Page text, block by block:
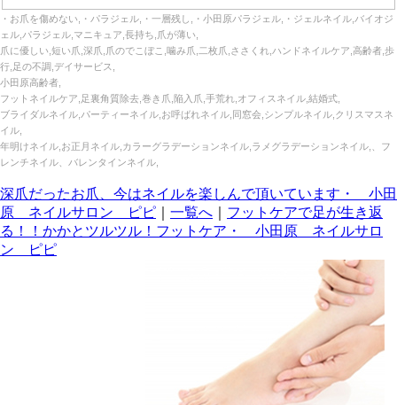
・お爪を傷めない,・パラジェル,・一層残し,・小田原パラジェル,・ジェルネイル,バイオジ
ェル,パラジェル,マニキュア,長持ち,爪が薄い,
爪に優しい,短い爪,深爪,爪のでこぼこ,噛み爪,二枚爪,ささくれ,ハンドネイルケア,高齢者,歩
行,足の不調,デイサービス,
小田原高齢者,
フットネイルケア,足裏角質除去,巻き爪,陥入爪,手荒れ,オフィスネイル,結婚式,
ブライダルネイル,パーティーネイル,お呼ばれネイル,同窓会,シンプルネイル,クリスマスネ
イル,
年明けネイル,お正月ネイル,カラーグラデーションネイル,ラメグラデーションネイル,、フ
レンチネイル、バレンタインネイル,
深爪だったお爪、今はネイルを楽しんで頂いています・ 小田
原 ネイルサロン ピピ
一覧へ
フットケアで足が生き返
る！！かかとツルツル！フットケア・ 小田原 ネイルサロ
ン ピピ